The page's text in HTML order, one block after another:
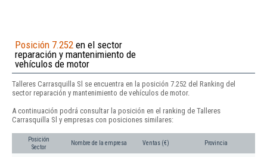
Posición 7.252 en el sector
reparación y mantenimiento de
vehículos de motor
Talleres Carrasquilla Sl se encuentra en la posición 7.252 del Ranking del
sector reparación y mantenimiento de vehículos de motor.
A continuación podrá consultar la posición en el ranking de Talleres
Carrasquilla Sl y empresas con posiciones similares:
Posición
Sector
Nombre de la empresa Ventas (€) Provincia